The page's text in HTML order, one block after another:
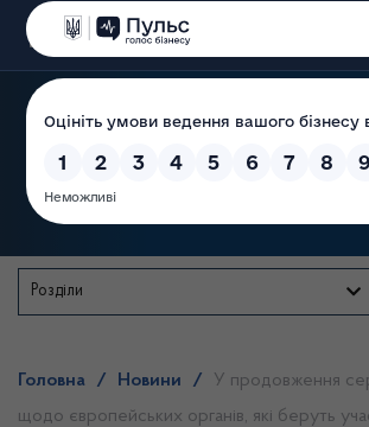
Розділи
Головна / Новини /
У продовження
щодо європейських органів, які беруть